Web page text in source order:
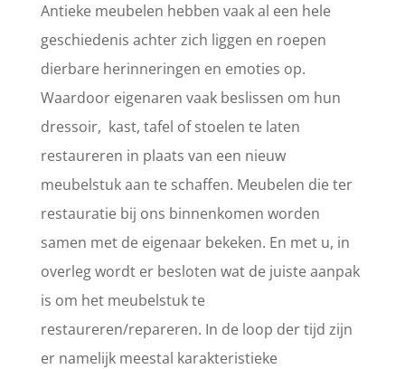
Antieke meubelen hebben vaak al een hele
geschiedenis achter zich liggen en roepen
dierbare herinneringen en emoties op.
Waardoor eigenaren vaak beslissen om hun
dressoir, kast, tafel of stoelen te laten
restaureren in plaats van een nieuw
meubelstuk aan te schaffen. Meubelen die ter
restauratie bij ons binnenkomen worden
samen met de eigenaar bekeken. En met u, in
overleg wordt er besloten wat de juiste aanpak
is om het meubelstuk te
restaureren/repareren. In de loop der tijd zijn
er namelijk meestal karakteristieke